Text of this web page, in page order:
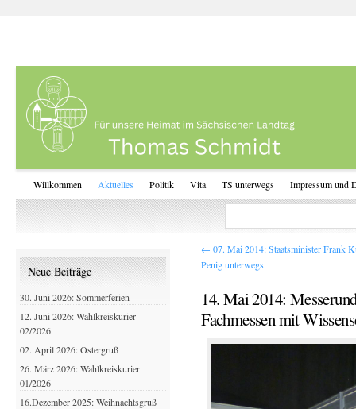
Willkommen Aktuelles Politik Vita TS unterwegs Impressum und
← 07. Mai 2014: Staatsminister Frank
Penig unterwegs
14. Mai 2014:
Fachmessen mit
Neue Beiträge
30. Juni 2026: Sommerferien
12. Juni 2026: Wahlkreiskurier
02/2026
02. April 2026: Ostergruß
26. März 2026: Wahlkreiskurier
01/2026
16.Dezember 2025: Weihnachtsgruß